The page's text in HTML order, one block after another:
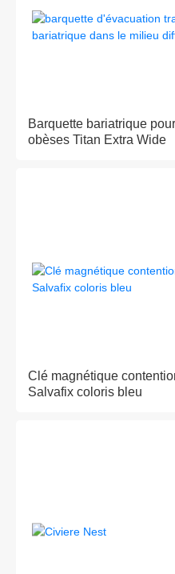
Barquette bariatrique
obèses Titan Extra Wide
Clé magnétique
Salvafix coloris bleu